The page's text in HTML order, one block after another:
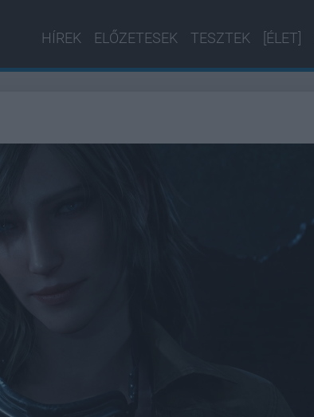
HÍREK ELŐZETESEK TESZTEK [ÉLET]